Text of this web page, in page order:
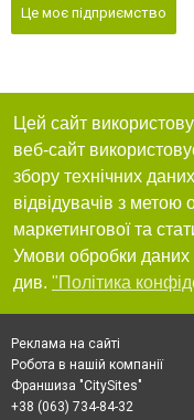
Це моє підприємство
Цей сайт
веб-сайт
збору технічних
відвідувачів з метою
маркетингової та
Умови обробки даних
див. "Політика
Реклама на сайті
Робота в нашій компанії
Франшиза "CitySites"
+38 (063) 734-84-32